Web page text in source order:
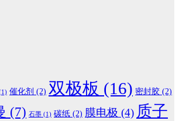
催化剂 (2) 双极板 (16) 密封胶 (2)
(7) 石墨 (1) 碳纸 (2) 膜电极 (4) 质子